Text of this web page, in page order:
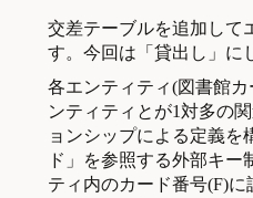
交差テーブルを追加して
す。今回は「貸出し」に
各エンティティ(図書館
ンティティとが1対多の
ョンシップによる定義を
ド」を参照する外部キー
ティ内のカード番号(F)に